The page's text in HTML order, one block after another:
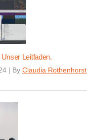
Leitfaden.
| By Claudia Rothenhorst